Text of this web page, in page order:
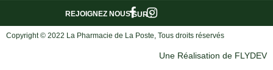
SUR :
REJOIGNEZ NOUS
Copyright © 2022 La Pharmacie de La Poste, Tous droits réservés
Une Réalisation de FLYDEV